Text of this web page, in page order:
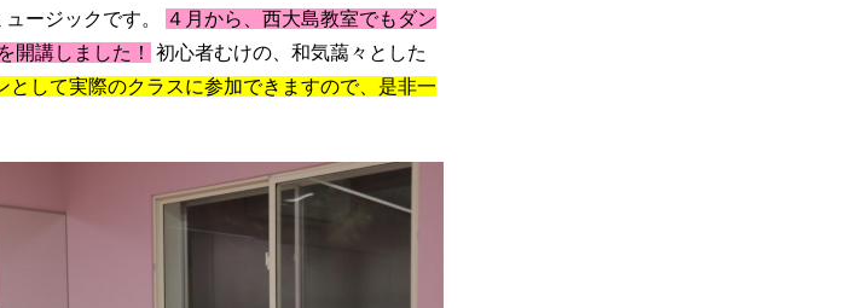
ージックです。
４月から、西大島教室でもダン
開講しました！
初心者むけの、和気藹々とした
として実際のクラスに参加できますので、是非一